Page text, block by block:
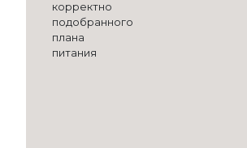
корректно
подобранного
плана
питания